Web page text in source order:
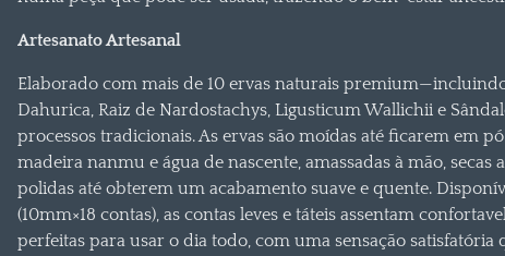
Artesanato Artesanal
Elaborado com mais de 10 ervas naturais
Dahurica, Raiz de Nardostachys, Ligusticum Wallichii e
processos tradicionais. As ervas são moídas até ficarem em
madeira nanmu e água de nascente, amassadas à mão, secas
polidas até obterem um acabamento suave e quente.
(10mm×18 contas), as contas leves e táteis assentam
perfeitas para usar o dia todo, com uma sensação satisfatória